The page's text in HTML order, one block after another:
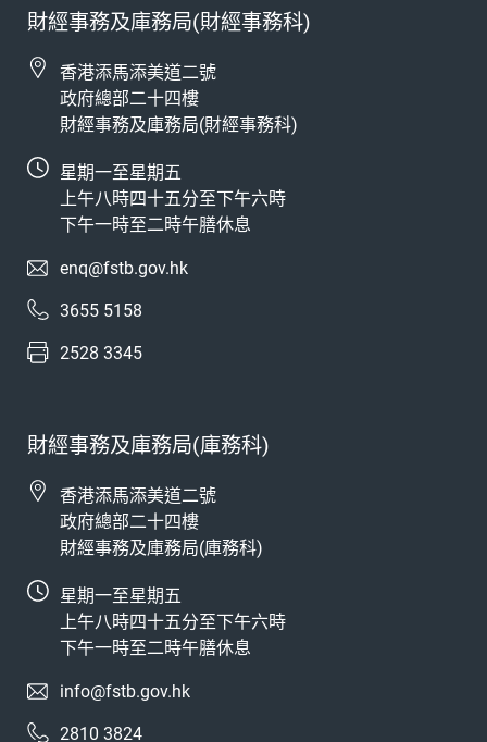
財經事務及庫務局(財經事務科)
香港添馬添美道二號
政府總部二十四樓
財經事務及庫務局(財經事務科)
星期一至星期五
上午八時四十五分至下午六時
下午一時至二時午膳休息
enq@fstb.gov.hk
3655 5158
2528 3345
財經事務及庫務局(庫務科)
香港添馬添美道二號
政府總部二十四樓
財經事務及庫務局(庫務科)
星期一至星期五
上午八時四十五分至下午六時
下午一時至二時午膳休息
info@fstb.gov.hk
2810 3824